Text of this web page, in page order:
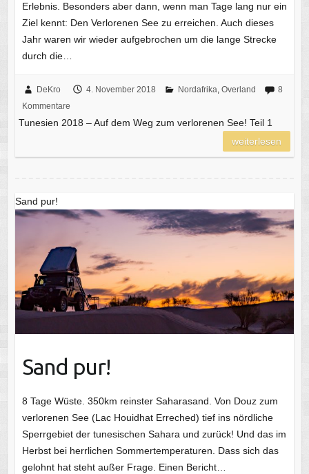
Erlebnis. Besonders aber dann, wenn man Tage lang nur ein
Ziel kennt: Den Verlorenen See zu erreichen. Auch dieses
Jahr waren wir wieder aufgebrochen um die lange Strecke
durch die…
DeKro 4. November 2018 Nordafrika, Overland
8
Kommentare
Tunesien 2018 – Auf dem Weg zum verlorenen See! Teil 1
weiterlesen
Sand pur!
Sand pur!
8 Tage Wüste. 350km reinster Saharasand. Von Douz zum
verlorenen See (Lac Houidhat Erreched) tief ins nördliche
Sperrgebiet der tunesischen Sahara und zurück! Und das im
Herbst bei herrlichen Sommertemperaturen. Dass sich das
gelohnt hat steht außer Frage. Einen Bericht…